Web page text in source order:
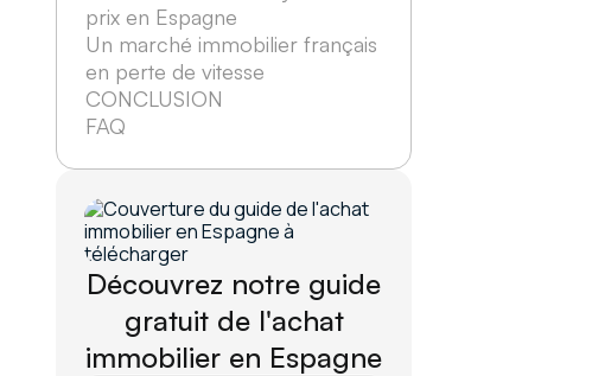
prix en Espagne
Un marché immobilier français
en perte de vitesse
CONCLUSION
FAQ
Découvrez notre guide
gratuit de l'achat
immobilier en Espagne